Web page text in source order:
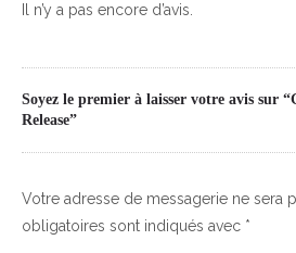
Il n’y a pas encore d’avis.
Soyez le premier à laisser votre avis sur
Release”
Votre adresse de messagerie ne sera
obligatoires sont indiqués avec *